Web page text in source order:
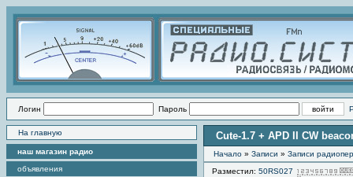
Логин Пароль
На главную
наш магазин радио
объявления
Cute-1.7 + APD II CW
Начало » Записи » Записи
Разместил: 50RS027